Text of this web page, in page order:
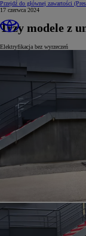
Przejdź do głównej zawartości
17 czerwca 2024
Trzy modele z
Elektryfikacja bez wyrzeczeń